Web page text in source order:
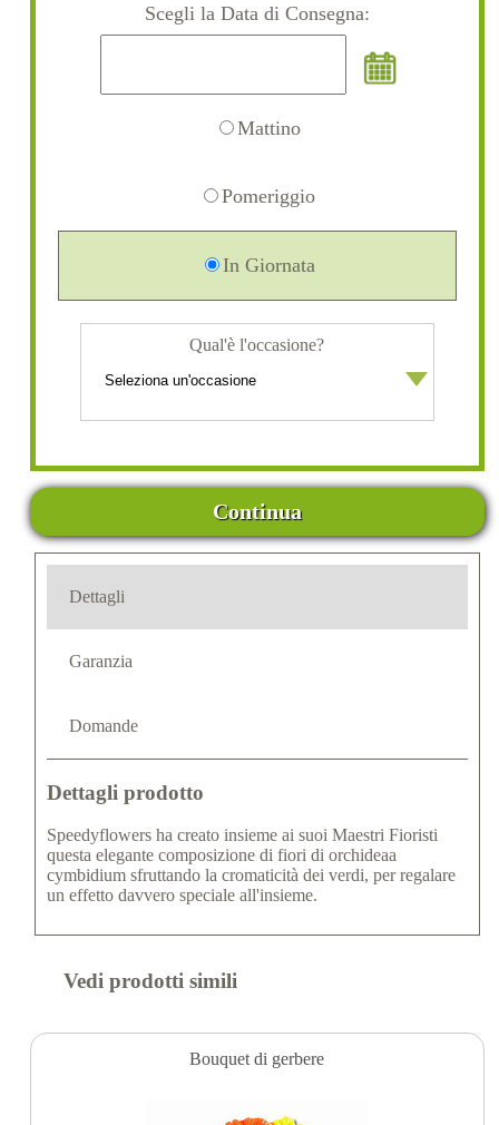
Scegli la Data di Consegna:
Mattino
Pomeriggio
In Giornata
Qual'è l'occasione?
Continua
Dettagli
Garanzia
Domande
Dettagli prodotto
Speedyflowers ha creato insieme ai suoi Maestri Fioristi
questa elegante composizione di fiori di orchideaa
cymbidium sfruttando la cromaticità dei verdi, per regalare
un effetto davvero speciale all'insieme.
Vedi prodotti simili
Bouquet di gerbere